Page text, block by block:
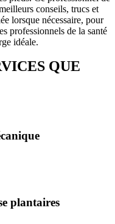
conseils, trucs et
lorsque nécessaire, pour
professionnels de la santé
idéale.
QUE
plantaires